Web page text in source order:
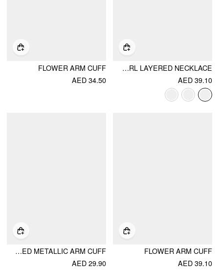
FLOWER & FAUX PEARL LAYERED NECKLACE
AED 39.10
FLOWER ARM CUFF
AED 34.50
FLOWER ARM CUFF
AED 39.10
MULTI-LAYERED SPIRAL TEXTURED METALLIC ARM CUFF
AED 29.90